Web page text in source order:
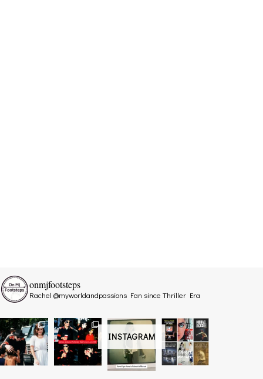
INSTAGRAM
onmjfootsteps
Rachel @myworldandpassions Fan since Thriller Era